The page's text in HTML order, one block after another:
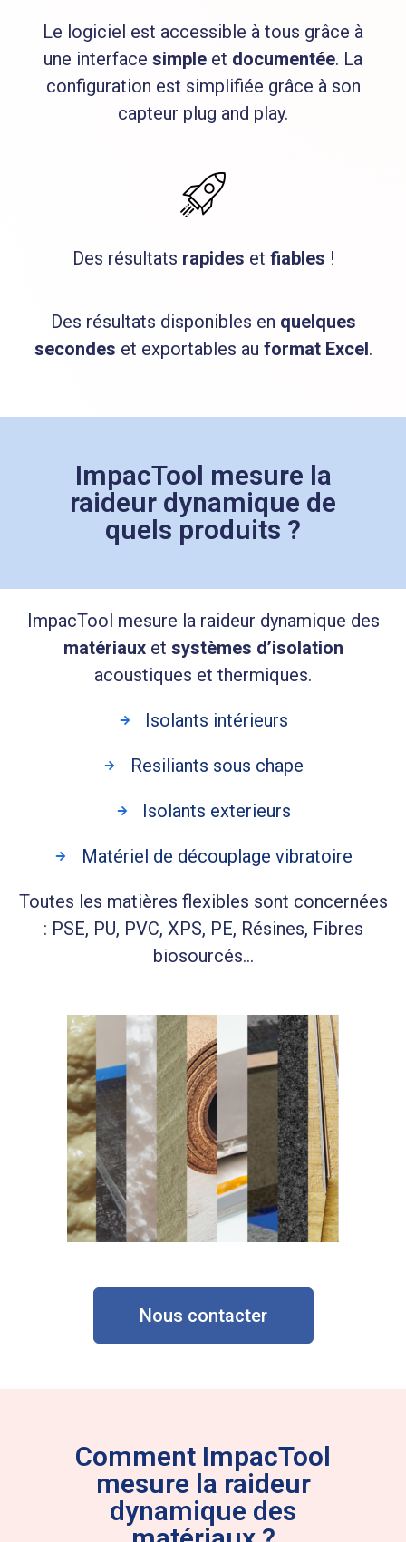
Le logiciel est accessible à tous grâce à
une interface simple et documentée. La
configuration est simplifiée grâce à son
capteur plug and play.
Des résultats rapides et fiables !
Des résultats disponibles en quelques
secondes et exportables au format Excel.
ImpacTool mesure la
raideur dynamique de
quels produits ?
ImpacTool mesure la raideur dynamique des
matériauxet systèmes d’isolation
acoustiques et thermiques.
Isolants intérieurs
Resiliants sous chape
Isolants exterieurs
Matériel de découplage vibratoire
Toutes les matières flexibles sont concernées
: PSE, PU, PVC, XPS, PE, Résines, Fibres
biosourcés…
Nous contacter
Comment ImpacTool
mesure la raideur
dynamique des